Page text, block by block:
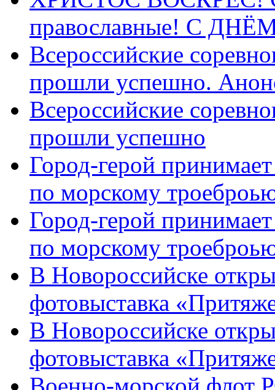
православные! C
Всероссийские
прошли успешно.
Всероссийские
прошли успешно
Город-герой
по морскому
Город-герой
по морскому
В Новороссийске
фотовыставка
В Новороссийске
фотовыставка